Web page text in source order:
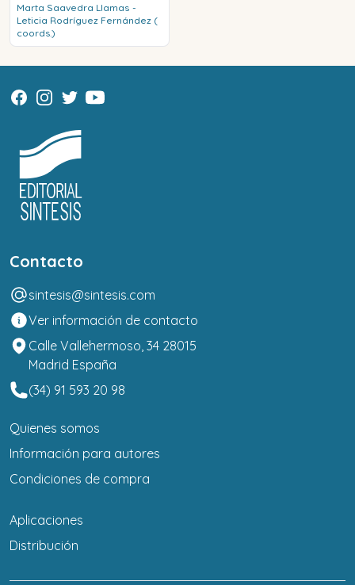
Marta Saavedra Llamas -
Leticia Rodríguez Fernández (
coords.)
Contacto
sintesis@sintesis.com
Ver información de contacto
Calle Vallehermoso, 34 28015
Madrid España
(34) 91 593 20 98
Quienes somos
Información para autores
Condiciones de compra
Aplicaciones
Distribución